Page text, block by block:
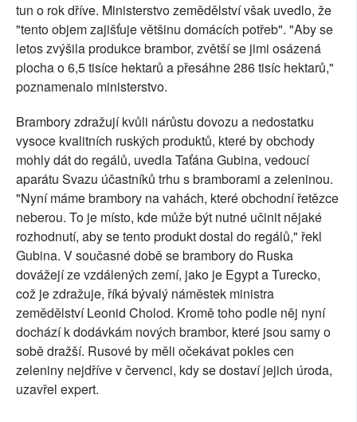
tun o rok dříve. Ministerstvo zemědělství však uvedlo, že
"tento objem zajišťuje většinu domácích potřeb". "Aby se
letos zvýšila produkce brambor, zvětší se jimi osázená
plocha o 6,5 tisíce hektarů a přesáhne 286 tisíc hektarů,"
poznamenalo ministerstvo.
Brambory zdražují kvůli nárůstu dovozu a nedostatku
vysoce kvalitních ruských produktů, které by obchody
mohly dát do regálů, uvedla Taťána Gubina, vedoucí
aparátu Svazu účastníků trhu s bramborami a zeleninou.
"Nyní máme brambory na vahách, které obchodní řetězce
neberou. To je místo, kde může být nutné učinit nějaké
rozhodnutí, aby se tento produkt dostal do regálů," řekl
Gubina. V současné době se brambory do Ruska
dovážejí ze vzdálených zemí, jako je Egypt a Turecko,
což je zdražuje, říká bývalý náměstek ministra
zemědělství Leonid Cholod. Kromě toho podle něj nyní
dochází k dodávkám nových brambor, které jsou samy o
sobě dražší. Rusové by měli očekávat pokles cen
zeleniny nejdříve v červenci, kdy se dostaví jejich úroda,
uzavřel expert.